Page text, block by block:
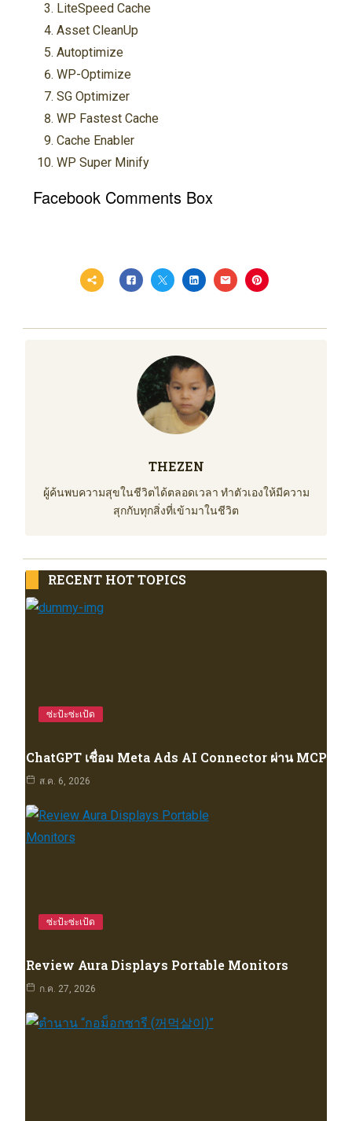
LiteSpeed Cache
Asset CleanUp
Autoptimize
WP-Optimize
SG Optimizer
WP Fastest Cache
Cache Enabler
WP Super Minify
Facebook Comments Box
THEZEN
ผู้ค้นพบความสุขในชีวิตได้ตลอดเวลา ทำตัวเองให้มีความ
สุกกับทุกสิ่งที่เข้ามาในชีวิต
RECENT HOT TOPICS
ซ่ะป้ะซ่ะเป้ด
ChatGPT เชื่อม Meta Ads AI Connector ผ่าน MCP
ส.ค. 6, 2026
ซ่ะป้ะซ่ะเป้ด
Review Aura Displays Portable Monitors
ก.ค. 27, 2026